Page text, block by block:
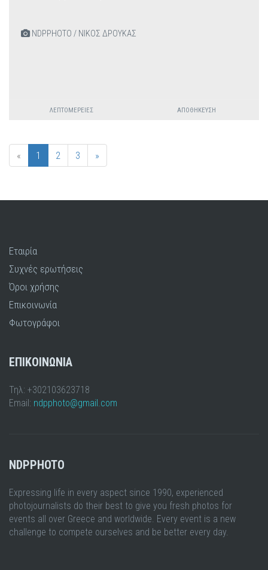
NDPPHOTO / ΝΙΚΟΣ ΔΡΟΥΚΑΣ
ΛΕΠΤΟΜΈΡΕΙΕΣ ΑΠΟΘΉΚΕΥΣΗ
« 1 2 3 »
Εταιρία
Συχνές ερωτήσεις
Όροι χρήσης
Επικοινωνία
Φωτογράφοι
ΕΠΙΚΟΙΝΩΝΙΑ
Τηλ: +302103623718
Email: ndpphoto@gmail.com
NDPPHOTO
Expressing life in every aspect since 1990, experienced
photojournalists do their best to give you fresh photos for
events all over Greece and worldwide. Every event is a new
challenge to compete ourselves and be better every day.